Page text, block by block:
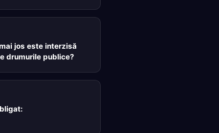
jos este interzisă
drumurile publice?